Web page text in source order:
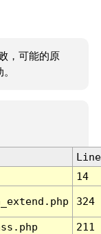
，可能的原
Line
14
324
211